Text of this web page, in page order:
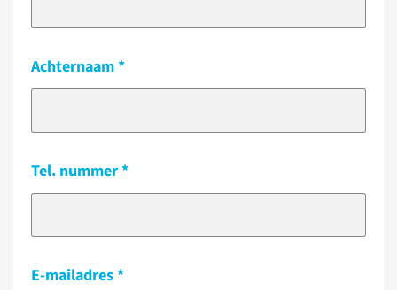
Achternaam
Tel. nummer
E-mailadres